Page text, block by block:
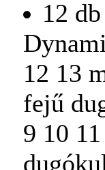
12
12 13
fejű
9 10